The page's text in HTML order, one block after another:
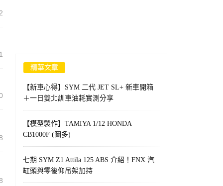
精華文章
【新車心得】SYM 二代 JET SL+ 新車開箱
＋一日雙北訓車油耗實測分享
【模型製作】TAMIYA 1/12 HONDA
CB1000F (圖多)
七期 SYM Z1 Attila 125 ABS 介紹！FNX 汽
缸頭與零後仰吊架加持